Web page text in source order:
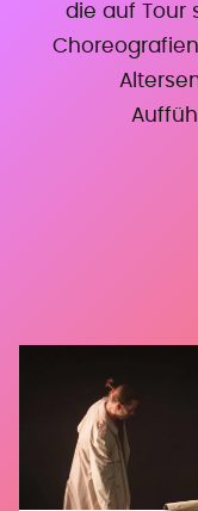
die auf Tour